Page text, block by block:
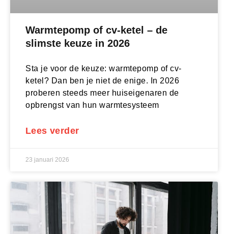
Warmtepomp of cv-ketel – de
slimste keuze in 2026
Sta je voor de keuze: warmtepomp of cv-
ketel? Dan ben je niet de enige. In 2026
proberen steeds meer huiseigenaren de
opbrengst van hun warmtesysteem
Lees verder
23 januari 2026